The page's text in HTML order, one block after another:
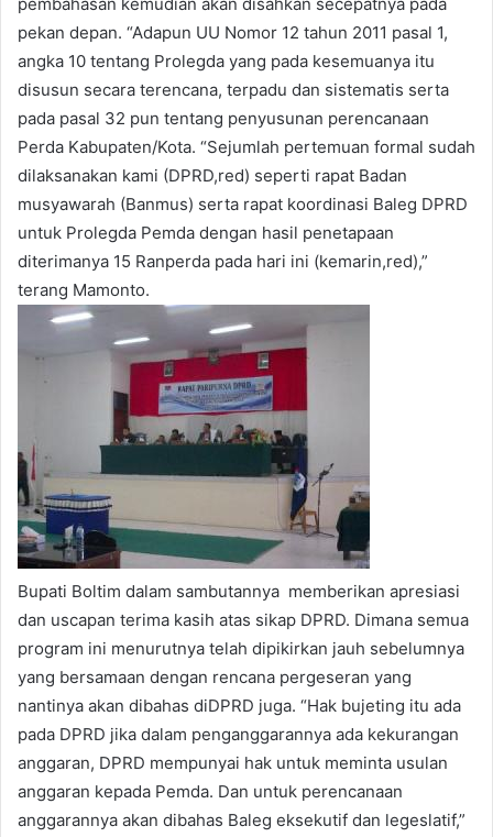
pekan depan. “Adapun UU Nomor 12 tahun 2011 pasal 1,
angka 10 tentang Prolegda yang pada kesemuanya itu
disusun secara terencana, terpadu dan sistematis serta
pada pasal 32 pun tentang penyusunan perencanaan
Perda Kabupaten/Kota. “Sejumlah pertemuan formal sudah
dilaksanakan kami (DPRD,red) seperti rapat Badan
musyawarah (Banmus) serta rapat koordinasi Baleg DPRD
untuk Prolegda Pemda dengan hasil penetapaan
diterimanya 15 Ranperda pada hari ini (kemarin,red),”
terang Mamonto.
Bupati Boltim dalam sambutannya memberikan apresiasi
dan uscapan terima kasih atas sikap DPRD. Dimana semua
program ini menurutnya telah dipikirkan jauh sebelumnya
yang bersamaan dengan rencana pergeseran yang
nantinya akan dibahas diDPRD juga. “Hak bujeting itu ada
pada DPRD jika dalam penganggarannya ada kekurangan
anggaran, DPRD mempunyai hak untuk meminta usulan
anggaran kepada Pemda. Dan untuk perencanaan
anggarannya akan dibahas Baleg eksekutif dan legeslatif,”